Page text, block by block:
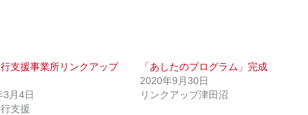
支援事業所リンクアップ
3月4日
支援
「あしたのプログラム」完成
2020年9月30日
リンクアップ津田沼